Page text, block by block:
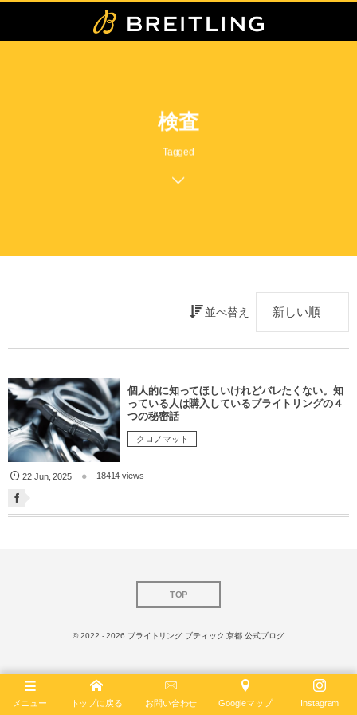
検査
Tagged
並べ替え
個人的に知ってほしいけれどバレたくない。知
っている人は購入しているブライトリングの４
つの秘密話
クロノマット
22 Jun,2025 18414 views
TOP
© 2022 - 2026 ブライトリング ブティック 京都 公式ブログ
メニュー トップに戻る お問い合わせ Googleマップ Instagram